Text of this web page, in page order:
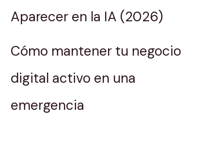
Aparecer en la IA (2026)
Cómo mantener tu negocio
digital activo en una
emergencia